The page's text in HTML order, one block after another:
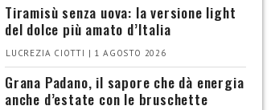
Tiramisù senza uova: la versione light
del dolce più amato d’Italia
LUCREZIA CIOTTI | 1 AGOSTO 2026
Grana Padano, il sapore che dà energia
anche d’estate con le bruschette